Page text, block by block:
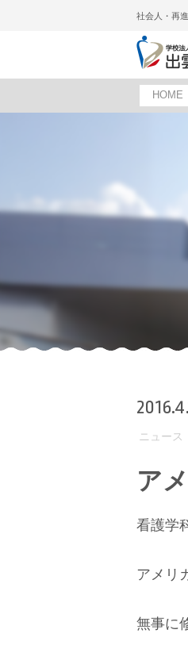
社会人・再
HOME
ニュース
ア
看護学
アメリ
無事に